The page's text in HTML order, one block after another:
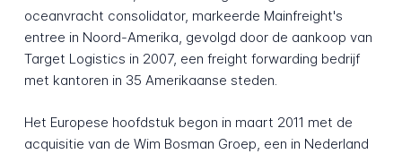
oceanvracht consolidator, markeerde Mainfreight's
entree in Noord-Amerika, gevolgd door de aankoop van
Target Logistics in 2007, een freight forwarding bedrijf
met kantoren in 35 Amerikaanse steden.
Het Europese hoofdstuk begon in maart 2011 met de
acquisitie van de Wim Bosman Groep, een in Nederland